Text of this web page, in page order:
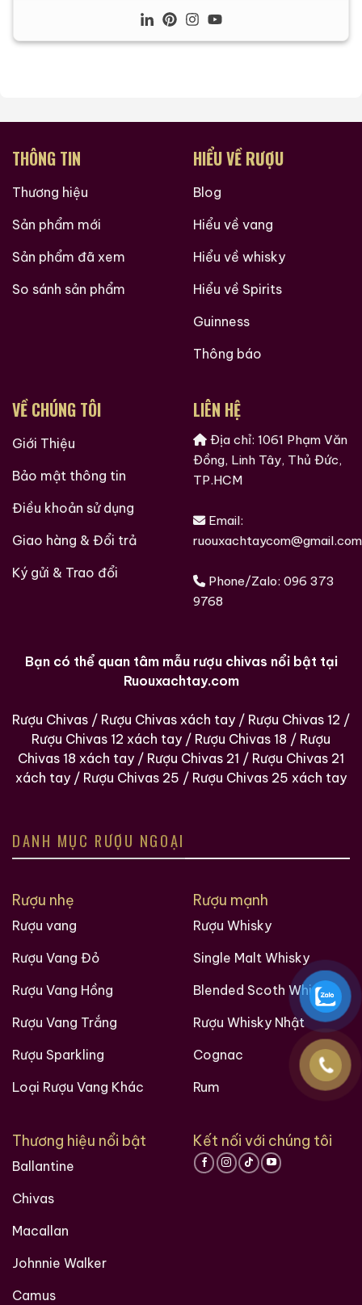
THÔNG TIN
Thương hiệu
Sản phẩm mới
Sản phẩm đã xem
So sánh sản phẩm
HIỂU VỀ RƯỢU
Blog
Hiểu về vang
Hiểu về whisky
Hiểu về Spirits
Guinness
Thông báo
VỀ CHÚNG TÔI
Giới Thiệu
Bảo mật thông tin
Điều khoản sử dụng
Giao hàng & Đổi trả
Ký gửi & Trao đổi
LIÊN HỆ
Địa chỉ: 1061 Phạm Văn
Đồng, Linh Tây, Thủ Đức,
TP.HCM
Email:
ruouxachtaycom@gmail.com
Phone/Zalo: 096 373
9768
Bạn có thể quan tâm mẫu rượu chivas nổi bật tại
Ruouxachtay.com
Rượu Chivas / Rượu Chivas xách tay / Rượu Chivas 12 /
Rượu Chivas 12 xách tay / Rượu Chivas 18 / Rượu
Chivas 18 xách tay / Rượu Chivas 21 / Rượu Chivas 21
xách tay / Rượu Chivas 25 / Rượu Chivas 25 xách tay
DANH MỤC RƯỢU NGOẠI
Rượu nhẹ
Rượu vang
Rượu Vang Đỏ
Rượu Vang Hồng
Rượu Vang Trắng
Rượu Sparkling
Loại Rượu Vang Khác
Rượu mạnh
Rượu Whisky
Single Malt Whisky
Blended Scoth Whisky
Rượu Whisky Nhật
Cognac
Rum
Thương hiệu nổi bật
Ballantine
Chivas
Macallan
Johnnie Walker
Camus
Kết nối với chúng tôi